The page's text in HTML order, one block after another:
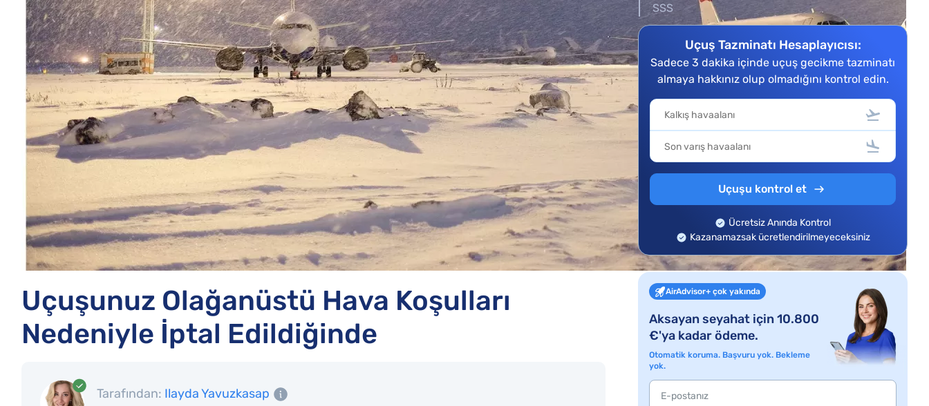
Qatar Airways Tazminatı
SunExpress Tazminatı
Corendon Tazminatı
Uçuşunuz Olağanüstü Hava Koşulları
Nedeniyle İptal Edildiğinde
Tarafından: Ilayda Yavuzkasap
SSS
Uçuş Tazminatı Hesaplayıcısı:
Sadece 3 dakika içinde uçuş gecikme tazminatı
almaya hakkınız olup olmadığını kontrol edin.
Uçuşu kontrol et
Ücretsiz Anında Kontrol
Kazanamazsak ücretlendirilmeyeceksiniz
AirAdvisor+ çok yakında
Aksayan seyahat için 10.800
€'ya kadar ödeme.
Otomatik koruma. Başvuru yok. Bekleme
yok.